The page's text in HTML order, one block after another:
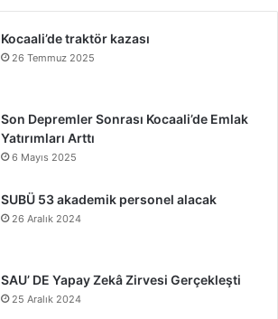
Kocaali’de traktör kazası
26 Temmuz 2025
Son Depremler Sonrası Kocaali’de Emlak
Yatırımları Arttı
6 Mayıs 2025
SUBÜ 53 akademik personel alacak
26 Aralık 2024
SAU’ DE Yapay Zekâ Zirvesi Gerçekleşti
25 Aralık 2024